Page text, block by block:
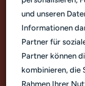
Kontakt
und unseren
Informationen
Partner für
Partner können
kombinieren, die
Rahmen Ihrer